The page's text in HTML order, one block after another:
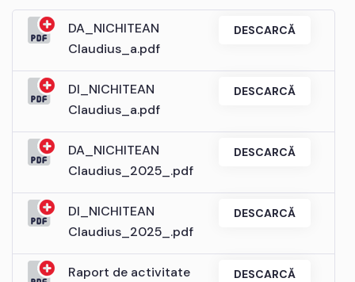
DA_NICHITEAN
Claudius_a.pdf
DESCARCĂ
DI_NICHITEAN
Claudius_a.pdf
DESCARCĂ
DA_NICHITEAN
Claudius_2025_.pdf
DESCARCĂ
DI_NICHITEAN
Claudius_2025_.pdf
DESCARCĂ
Raport de activitate
DESCARCĂ